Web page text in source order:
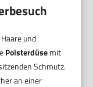
und
Polsterdüsemit
Schmutz.
an einer